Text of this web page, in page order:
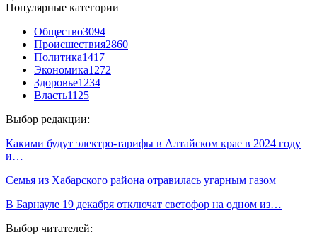
Популярные категории
Общество3094
Происшествия2860
Политика1417
Экономика1272
Здоровье1234
Власть1125
Выбор редакции:
Какими будут электро-тарифы в Алтайском крае в 2024 году
и…
Семья из Хабарского района отравилась угарным газом
В Барнауле 19 декабря отключат светофор на одном из…
Выбор читателей: